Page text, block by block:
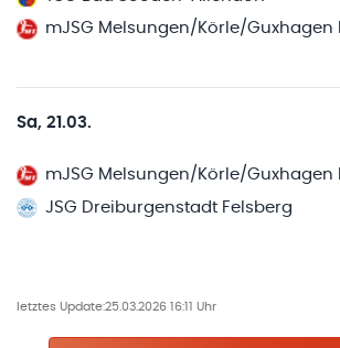
mJSG Melsungen/Körle/Guxhagen II
Sa, 21.03.
mJSG Melsungen/Körle/Guxhagen II
JSG Dreiburgenstadt Felsberg
letztes Update:25.03.2026 16:11 Uhr